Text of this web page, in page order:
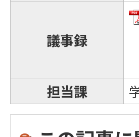
議事録
担当課